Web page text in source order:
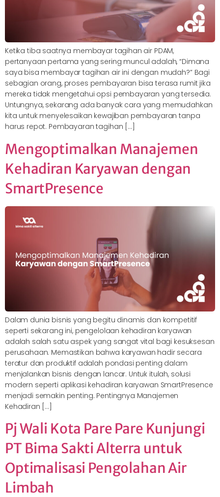
Ketika tiba saatnya membayar tagihan air PDAM,
pertanyaan pertama yang sering muncul adalah, “Dimana
saya bisa membayar tagihan air ini dengan mudah?” Bagi
sebagian orang, proses pembayaran bisa terasa rumit jika
mereka tidak mengetahui opsi pembayaran yang tersedia.
Untungnya, sekarang ada banyak cara yang memudahkan
kita untuk menyelesaikan kewajiban pembayaran tanpa
harus repot. Pembayaran tagihan […]
Mengoptimalkan Manajemen
Kehadiran Karyawan dengan
SmartPresence
Dalam dunia bisnis yang begitu dinamis dan kompetitif
seperti sekarang ini, pengelolaan kehadiran karyawan
adalah salah satu aspek yang sangat vital bagi kesuksesan
perusahaan. Memastikan bahwa karyawan hadir secara
teratur dan produktif adalah pondasi penting dalam
menjalankan bisnis dengan lancar. Untuk itulah, solusi
modern seperti aplikasi kehadiran karyawan SmartPresence
menjadi semakin penting. Pentingnya Manajemen
Kehadiran […]
Pj Wali Kota Pare Pare Kunjungi
PT Bima Sakti Alterra untuk
Optimalisasi Pengolahan Air
Limbah